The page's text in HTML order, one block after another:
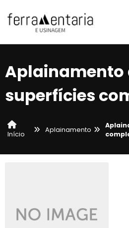
Aplainamento
superfícies
Início
Aplainamento